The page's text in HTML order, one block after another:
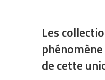
Les
de cette